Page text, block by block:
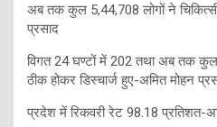
अब तक कुल 5,44,708 लोगों ने
प्रसाद
विगत 24 घण्टों में 202 तथा अब तक
ठीक होकर डिस्चार्ज हुए-अमित मोहन
प्रदेश में रिकवरी रेट 98.18 प्रतिशत-